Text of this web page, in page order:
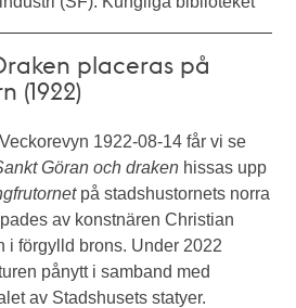
placeras på
(1922)
1922-08-14 får vi se
Göran och draken hissas upp
på stadshustornets norra
av konstnären Christian
i förgylld brons. Under 2022
pånytt i samband med
av Stadshusets statyer.